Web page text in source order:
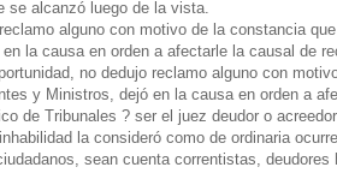
se alcanzó luego de la vista.
alguno con motivo de la constancia
la causa en orden a afectarle la causal de
no dedujo reclamo alguno con
y Ministros, dejó en la causa en orden a
de Tribunales ? ser el juez deudor o
la consideró como de ordinaria
sean cuenta correntistas, deudores